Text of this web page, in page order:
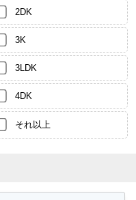
2DK
3K
3LDK
4DK
それ以上